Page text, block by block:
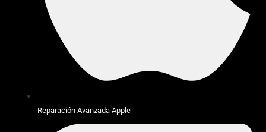
Reparación Avanzada Apple